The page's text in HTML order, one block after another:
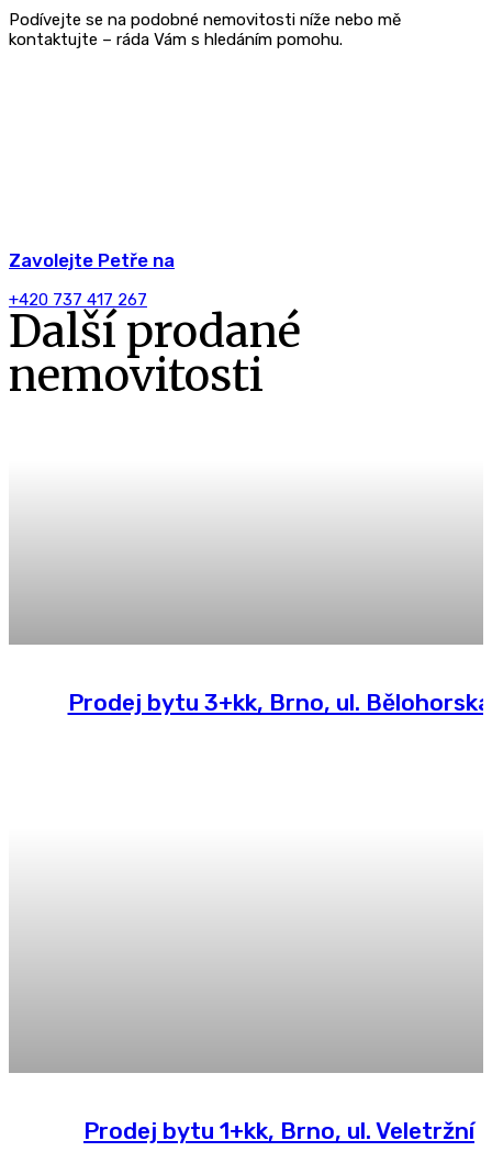
Podívejte se na podobné nemovitosti níže nebo mě
kontaktujte – ráda Vám s hledáním pomohu.
Zavolejte Petře na
+420 737 417 267
Další prodané
nemovitosti
Prodej bytu 3+kk, Brno, ul. Bělohorská
Prodej bytu 1+kk, Brno, ul. Veletržní